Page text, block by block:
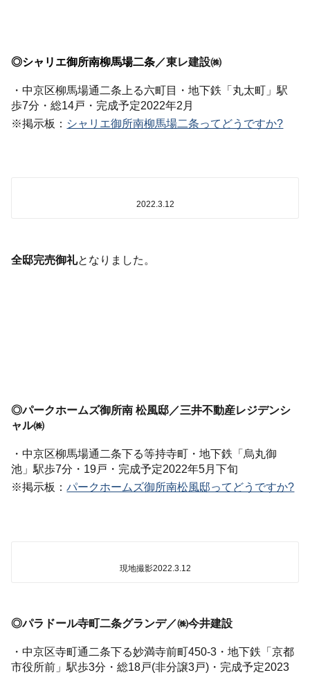
◎シャリエ御所南柳馬場二条 ／東レ建設㈱
・中京区柳馬場通二条上る六町目・地下鉄「丸太町」駅
歩7分・総14戸・完成予定2022年2月
※掲示板： シャリエ御所南柳馬場二条ってどうですか?
2022.3.12
全邸完売御礼となりました。
◎パークホームズ御所南 松風邸／三井不動産レジデンシ
ャル㈱
・中京区柳馬場通二条下る等持寺町・地下鉄「烏丸御
池」駅歩7分・19戸・完成予定2022年5月下旬
※掲示板：パークホームズ御所南松風邸ってどうですか?
現地撮影2022.3.12
◎パラドール寺町二条グランデ／㈱今井建設
・中京区寺町通二条下る妙満寺前町450-3・地下鉄「京都
市役所前」駅歩3分・総18戸(非分譲3戸)・完成予定2023